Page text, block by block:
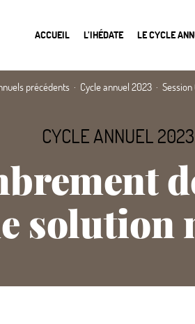
ACCUEIL L’IHÉDATE LE CYCLE
précédents Cycle annuel 2023 Session
CYCLE ANNUEL 2023
solution